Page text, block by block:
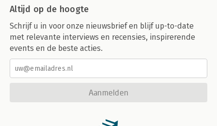
Altijd op de hoogte
Schrijf u in voor onze nieuwsbrief en blijf up-to-date
met relevante interviews en recensies, inspirerende
events en de beste acties.
Aanmelden